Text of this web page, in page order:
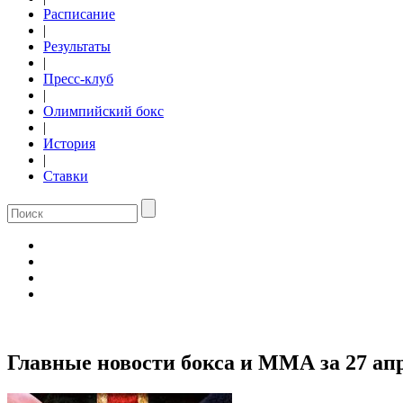
Расписание
|
Результаты
|
Пресс-клуб
|
Олимпийский бокс
|
История
|
Ставки
Главные новости бокса и ММА за 27